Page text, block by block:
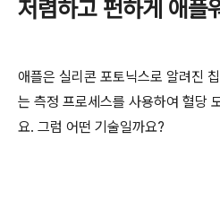
저렴하고 펀하게 애플
애플은 실리콘 포토닉스로 알려진
는 측정 프로세스를 사용하여 혈당
요. 그럼 어떤 기술일까요?